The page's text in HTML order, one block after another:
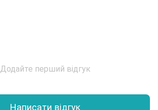
Додайте перший відгук
Написати відгук